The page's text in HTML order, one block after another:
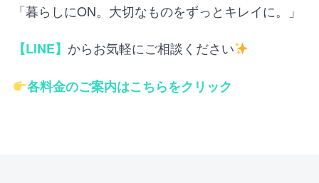
「暮らしにON。大切なものをずっとキレイに。」
【LINE】 からお気軽にご相談ください
各料金のご案内はこちらをクリック